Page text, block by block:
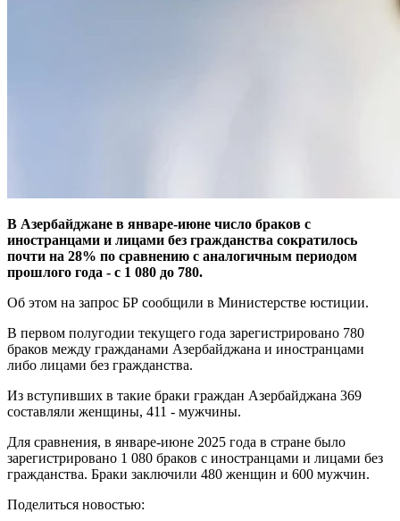
В Азербайджане в январе-июне число браков с
иностранцами и лицами без гражданства сократилось
почти на 28% по сравнению с аналогичным периодом
прошлого года - с 1 080 до 780.
Об этом на запрос БР сообщили в Министерстве юстиции.
В первом полугодии текущего года зарегистрировано 780
браков между гражданами Азербайджана и иностранцами
либо лицами без гражданства.
Из вступивших в такие браки граждан Азербайджана 369
составляли женщины, 411 - мужчины.
Для сравнения, в январе-июне 2025 года в стране было
зарегистрировано 1 080 браков с иностранцами и лицами без
гражданства. Браки заключили 480 женщин и 600 мужчин.
Поделиться новостью: